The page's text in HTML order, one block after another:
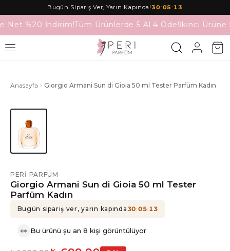
Bugün Sipariş Ver, Yarın Kapında!30:05 :13
Net %20 İndirim!Tüm Ürünlerde 5 Al 4 Öde!İkinci Ürüne
Anasayfa Giorgio Armani Sun di Gioia 50 ml Tester Parfüm Kadın
PERI PARFÜM
Giorgio Armani Sun di Gioia 50 ml Tester
Parfüm Kadın
Bugün sipariş ver, yarın kapında30:05: 13
👀 Bu ürünü şu an 8 kişi görüntülüyor